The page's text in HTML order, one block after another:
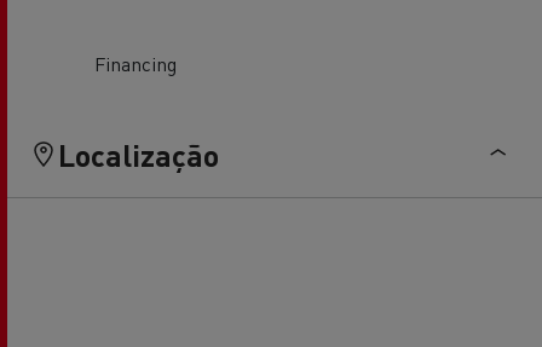
Financing
Localização